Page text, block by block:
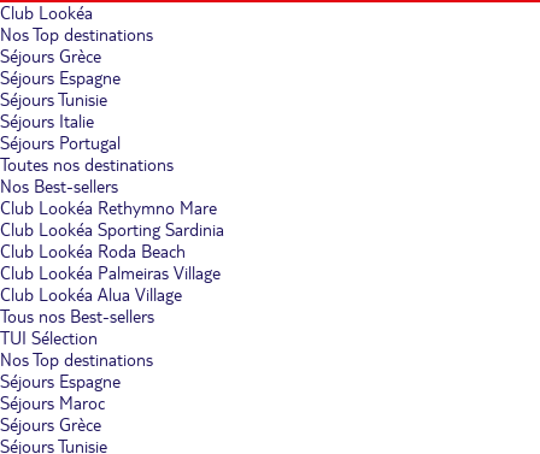
Club Lookéa
Nos Top destinations
Séjours Grèce
Séjours Espagne
Séjours Tunisie
Séjours Italie
Séjours Portugal
Toutes nos destinations
Nos Best-sellers
Club Lookéa Rethymno Mare
Club Lookéa Sporting Sardinia
Club Lookéa Roda Beach
Club Lookéa Palmeiras Village
Club Lookéa Alua Village
Tous nos Best-sellers
TUI Sélection
Nos Top destinations
Séjours Espagne
Séjours Maroc
Séjours Grèce
Séjours Tunisie